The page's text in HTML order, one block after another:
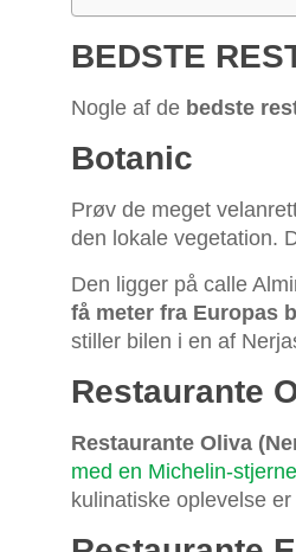
BEDSTE
Nogle af de bedste
Botanic
Prøv de meget
den lokale vegetation.
Den ligger på calle
få meter fra Europas
stiller bilen i en af
Restaurante
Restaurante Oliva
med en Michelin-stjerne
kulinatiske oplevelse